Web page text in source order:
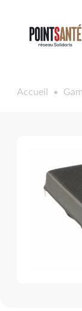
contenu
Accueil